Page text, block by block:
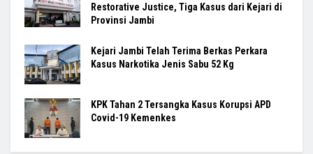
Restorative Justice, Tiga Kasus dari Kejari di
Provinsi Jambi
Kejari Jambi Telah Terima Berkas Perkara
Kasus Narkotika Jenis Sabu 52 Kg
KPK Tahan 2 Tersangka Kasus Korupsi APD
Covid-19 Kemenkes